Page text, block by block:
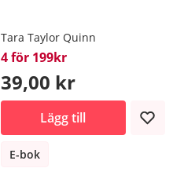
Tara Taylor Quinn
4 för 199kr
39,00 kr
Lägg till
E-bok